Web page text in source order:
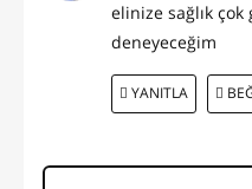
elinize sağlık
deneyeceğim
YANITLA